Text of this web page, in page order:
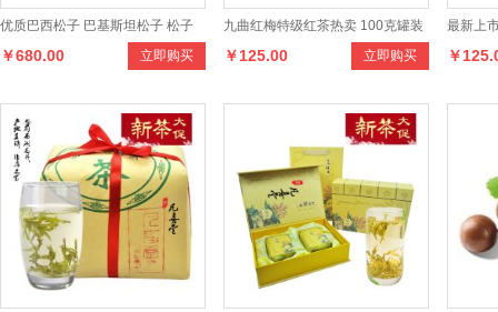
优质巴西松子 巴基斯坦松子 松子
坚果特产5斤装 立即购买
￥680.00
九曲红梅特级红茶热卖 100克罐装
九曲红茶叶 龙井茶鲜叶 立即购买
￥125.00
最新上
100克
￥